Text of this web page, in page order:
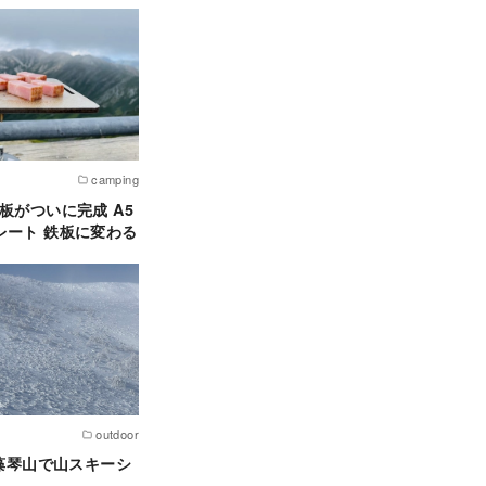
camping
がついに完成 A5
ート 鉄板に変わる
outdoor
山で山スキーシ